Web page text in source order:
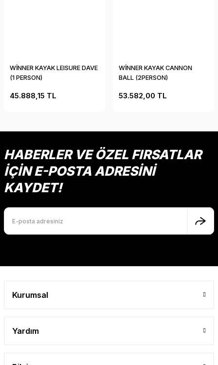
WİNNER KAYAK LEISURE DAVE
(1 PERSON)
45.888,15 TL
WİNNER KAYAK CANNON
BALL (2PERSON)
53.582,00 TL
HABERLER VE ÖZEL FIRSATLAR
İÇİN E-POSTA ADRESİNİ
KAYDET!
Kurumsal
Yardım